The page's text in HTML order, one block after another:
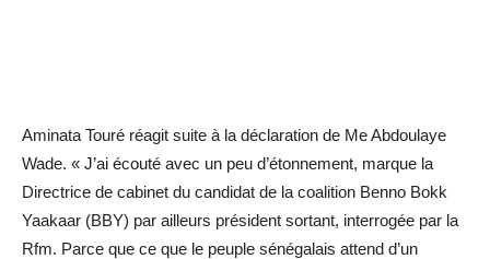
Aminata Touré réagit suite à la déclaration de Me Abdoulaye
Wade. « J’ai écouté avec un peu d’étonnement, marque la
Directrice de cabinet du candidat de la coalition Benno Bokk
Yaakaar (BBY) par ailleurs président sortant, interrogée par la
Rfm. Parce que ce que le peuple sénégalais attend d’un